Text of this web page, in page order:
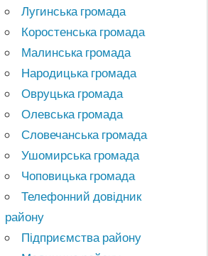
Лугинська громада
Коростенська громада
Малинська громада
Народицька громада
Овруцька громада
Олевська громада
Словечанська громада
Ушомирська громада
Чоповицька громада
Телефонний довідник
району
Підприємства району